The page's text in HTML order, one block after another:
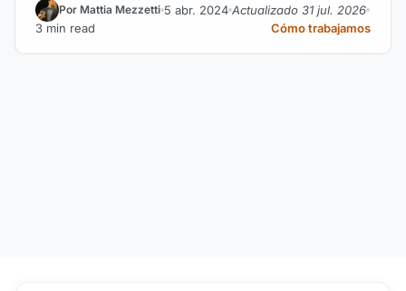
restablecimiento de Ethereum.
Por Mattia Mezzetti 5 abr. 2024 Actualizado 31 jul. 2026
3 min read
Cómo trabajamos